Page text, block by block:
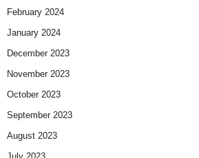
February 2024
January 2024
December 2023
November 2023
October 2023
September 2023
August 2023